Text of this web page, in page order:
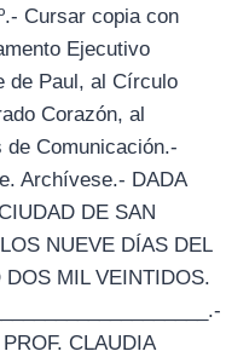
Cursar copia con
Ejecutivo
de Paul, al Círculo
Corazón, al
Comunicación.-
Archívese.- DADA
DE SAN
NUEVE DÍAS DEL
MIL VEINTIDOS.
CLAUDIA